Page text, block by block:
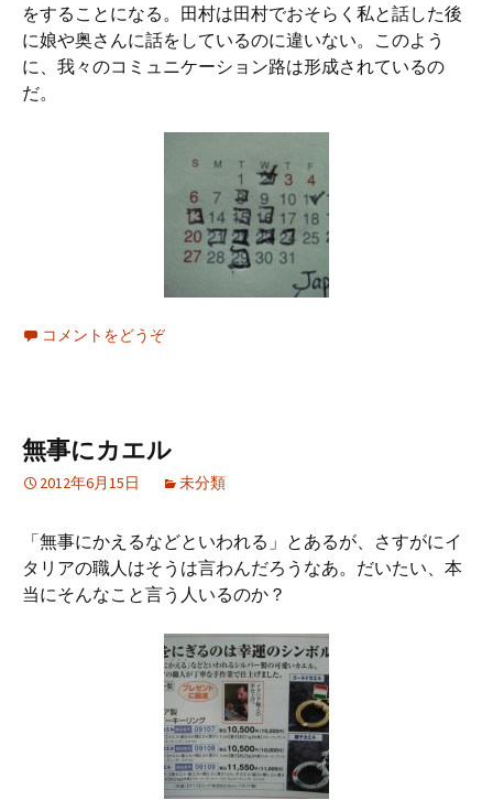
をすることになる。田村は田村でおそらく私と話した後
に娘や奥さんに話をしているのに違いない。このよう
に、我々のコミュニケーション路は形成されているの
だ。
コメントをどうぞ
無事にカエル
2012年6月15日 未分類
「無事にかえるなどといわれる」とあるが、さすがにイ
タリアの職人はそうは言わんだろうなあ。だいたい、本
当にそんなこと言う人いるのか？